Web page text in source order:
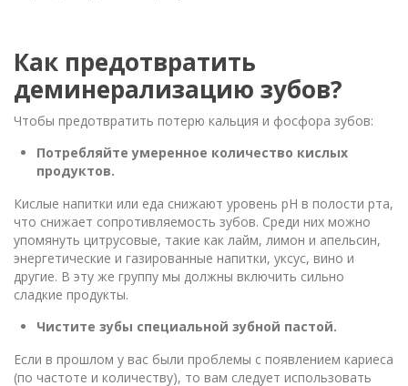
Как предотвратить
деминерализацию зубов?
Чтобы предотвратить потерю кальция и фосфора зубов:
Потребляйте умеренное количество кислых
продуктов.
Кислые напитки или еда снижают уровень pH в полости рта,
что снижает сопротивляемость зубов. Среди них можно
упомянуть цитрусовые, такие как лайм, лимон и апельсин,
энергетические и газированные напитки, уксус, вино и
другие. В эту же группу мы должны включить сильно
сладкие продукты.
Чистите зубы специальной зубной пастой.
Если в прошлом у вас были проблемы с появлением кариеса
(по частоте и количеству), то вам следует использовать